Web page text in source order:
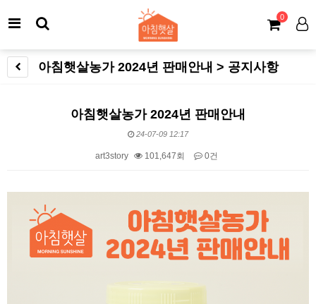
0
아침햇살농가 2024년 판매안내 > 공지사항
아침햇살농가 2024년 판매안내
24-07-09 12:17
art3story 101,647회 0건
본문